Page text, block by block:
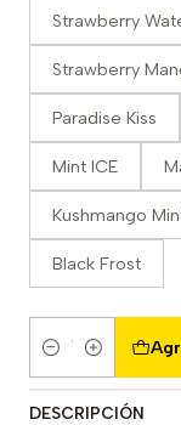
Strawberry
Strawberry
Paradise Kiss
Mint ICE
Kushmango
Black Frost
Cantidad
DESCRIPCIÓN